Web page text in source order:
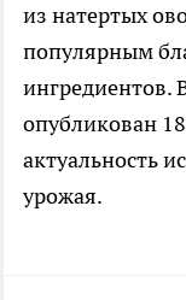
из натертых
популярным
ингредиентов.
опубликован
актуальность
урожая.